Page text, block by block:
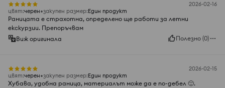
2026-02-16
цвят:черeн закупен размер:Един продукт
Раницата е страхотна, определено ще работи за летни
екскурзии. Препоръчвам
Виж оригинала
Полезно (0)
2026-02-15
цвят:черeн закупен размер:Един продукт
Хубава, удобна раница, материалът може да е по-дебел 🙂.